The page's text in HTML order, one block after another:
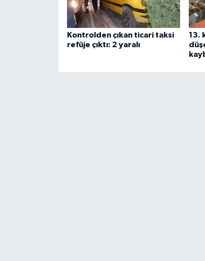
Kontrolden çıkan ticari taksi
refüje çıktı: 2 yaralı
13.